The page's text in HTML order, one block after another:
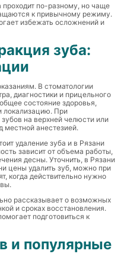
по-разному, но чаще
к привычному режиму.
избежать осложнений и
зуба:
В стоматологии
диагностики и прицельного
состояние здоровья,
локализацию. При
на верхней челюсти или
местной анестезией.
удаление зуба и в Рязани
зависит от объема работы,
десны. Уточнить, в Рязани
цены удалить зуб, можно при
когда действительно нужно
рассказывает о возможных
и сроках восстановления.
подготовиться к
и популярные